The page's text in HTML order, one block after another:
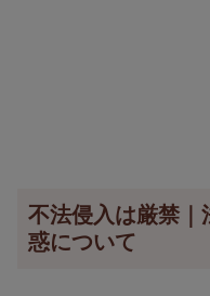
不法侵入は厳禁｜
惑について